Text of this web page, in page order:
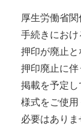
厚生労働省
手続きにお
押印が廃止と
押印廃止に
掲載を予定
様式をご使
必要はありま